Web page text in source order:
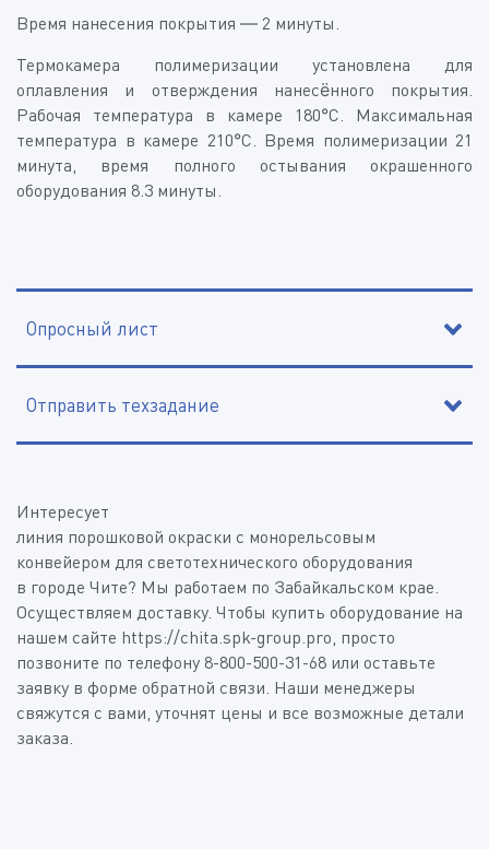
Время нанесения покрытия — 2 минуты.
Термокамера полимеризации установлена для
оплавления и отверждения нанесённого покрытия.
Рабочая температура в камере 180°С. Максимальная
температура в камере 210°С. Время полимеризации 21
минута, время полного остывания окрашенного
оборудования 8.3 минуты.
Опросный лист
*
*
Отправить техзадание
Интересует
Линия порошковой окраски с монорельсовым
конвейером для светотехнического оборудования
в городе Чите? Мы работаем по Забайкальском крае.
Осуществляем доставку. Чтобы купить оборудование на
нашем сайте https://chita.spk-group.pro, просто
позвоните по телефону 8-800-500-31-68 или оставьте
заявку в форме обратной связи. Наши менеджеры
свяжутся с вами, уточнят цены и все возможные детали
заказа.